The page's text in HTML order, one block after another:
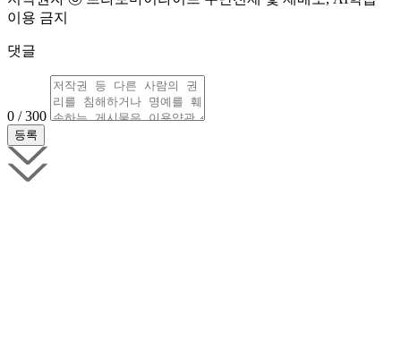
이용 금지
댓글
0 / 300